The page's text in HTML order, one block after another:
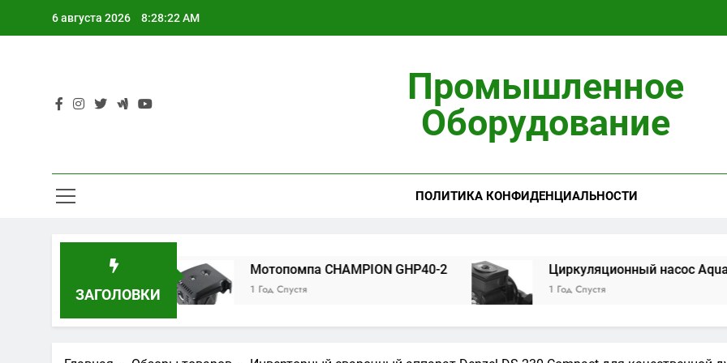
6 августа 2026 8:28:23 AM
Промышленное
Оборудование
ПОЛИТИКА КОНФИДЕНЦИАЛЬНОСТИ
ЗАГОЛОВКИ
Мотопомпа CHAMPION GHP40-2
1 Год Спустя
Циркуляционный насос Aquario 14-8-50F
1 Год Спустя